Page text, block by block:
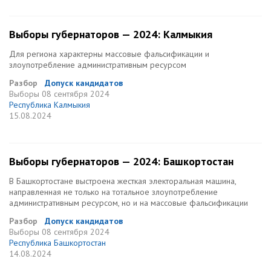
Выборы губернаторов — 2024: Калмыкия
Для региона характерны массовые фальсификации и
злоупотребление административным ресурсом
Разбор
Допуск кандидатов
Выборы 08 сентября 2024
Республика Калмыкия
15.08.2024
Выборы губернаторов — 2024: Башкортостан
В Башкортостане выстроена жесткая электоральная машина,
направленная не только на тотальное злоупотребление
административным ресурсом, но и на массовые фальсификации
Разбор
Допуск кандидатов
Выборы 08 сентября 2024
Республика Башкортостан
14.08.2024